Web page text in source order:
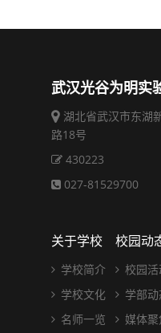
武汉光谷为明实
湖北省武汉市东湖
路18号
430223
027-81529700
关于学校
学校简介
学校文化
名师一览
校园动
校园活
学部动
媒体聚